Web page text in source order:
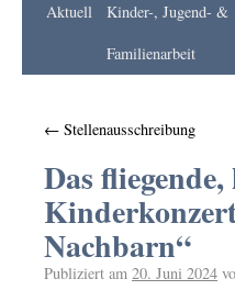
Apotheke
Aktuell
Kinder-, Jugend- &
Familienarbeit
← Stellenausschreibung
Das
Nachbarn“
Publiziert am 20. Juni 2024